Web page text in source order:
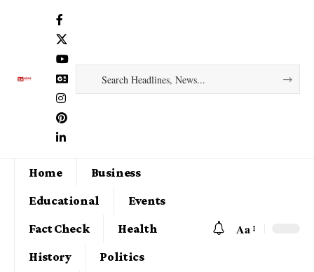
Home
Business
Educational
Events
Fact Check
Health
History
Politics
Aa